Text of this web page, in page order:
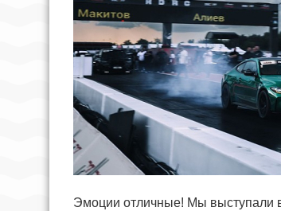
Эмоции отличные! Мы выступали